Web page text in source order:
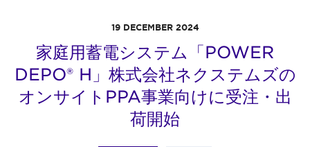
19 DECEMBER 2024
家庭用蓄電システム「POWER
DEPO® H」株式会社ネクステムズの
オンサイトPPA事業向けに受注・出
荷開始